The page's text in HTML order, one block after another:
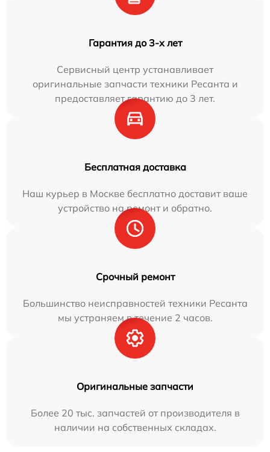
Гарантия до 3-х лет
Сервисный центр устанавливает
оригинальные запчасти техники Ресанта и
предоставляет гарантию до 3 лет.
Бесплатная доставка
Наш курьер в Москве бесплатно доставит ваше
устройство на ремонт и обратно.
Срочный ремонт
Большинство неисправностей техники Ресанта
мы устраняем в течение 2 часов.
Оригинальные запчасти
Более 20 тыс. запчастей от производителя в
наличии на собственных складах.